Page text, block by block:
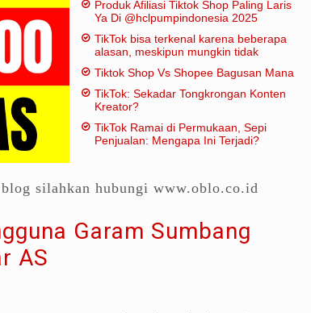
Produk Afiliasi Tiktok Shop Paling Laris
Ya Di @hclpumpindonesia 2025
TikTok bisa terkenal karena beberapa
alasan, meskipun mungkin tidak
tradisional:
Tiktok Shop Vs Shopee Bagusan Mana
TikTok: Sekadar Tongkrongan Konten
Kreator?
TikTok Ramai di Permukaan, Sepi
Penjualan: Mengapa Ini Terjadi?
silahkan hubungi www.oblo.co.id
Garam Sumbang
AS